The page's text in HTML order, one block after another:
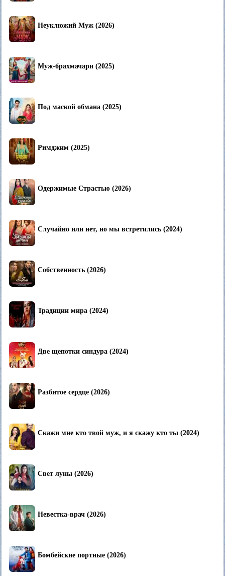
Неуклюжий Муж (2026)
Муж-брахмачари (2025)
Под маской обмана (2025)
Римджим (2025)
Одержимые Страстью (2026)
Случайно или нет, но мы встретились (2024)
Собственность (2026)
Традиции мира (2024)
Две щепотки синдура (2024)
Разбитое сердце (2026)
Скажи мне кто твой муж, и я скажу кто ты (2024)
Свет луны (2026)
Невестка-врач (2026)
Бомбейские портные (2026)